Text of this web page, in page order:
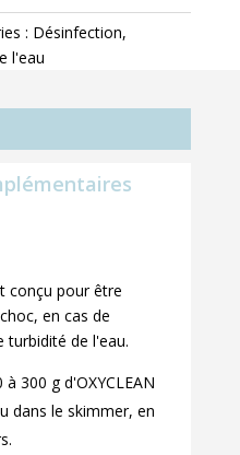
: Désinfection,
l'eau
conçu pour être
en cas de
turbidité de l'eau.
300 g d'OXYCLEAN
dans le skimmer, en